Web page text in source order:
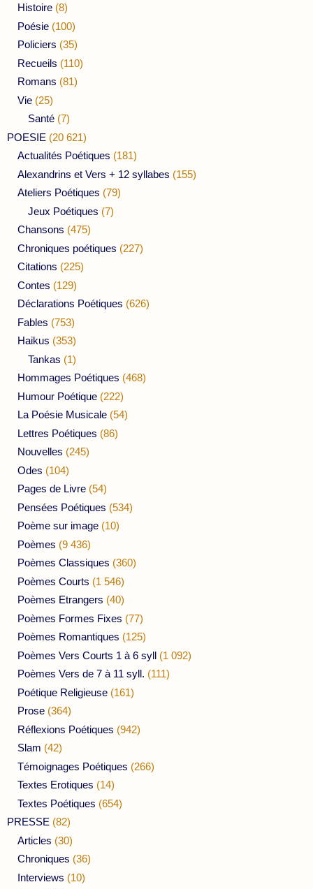
Histoire (8)
Poésie (100)
Policiers (35)
Recueils (110)
Romans (81)
Vie (25)
Santé (7)
POESIE (20 621)
Actualités Poétiques (181)
Alexandrins et Vers + 12 syllabes (155)
Ateliers Poétiques (79)
Jeux Poétiques (7)
Chansons (475)
Chroniques poétiques (227)
Citations (225)
Contes (129)
Déclarations Poétiques (626)
Fables (753)
Haikus (353)
Tankas (1)
Hommages Poétiques (468)
Humour Poétique (222)
La Poésie Musicale (54)
Lettres Poétiques (86)
Nouvelles (245)
Odes (104)
Pages de Livre (54)
Pensées Poétiques (534)
Poème sur image (10)
Poèmes (9 436)
Poèmes Classiques (360)
Poèmes Courts (1 546)
Poèmes Etrangers (40)
Poèmes Formes Fixes (77)
Poèmes Romantiques (125)
Poèmes Vers Courts 1 à 6 syll (1 092)
Poèmes Vers de 7 à 11 syll. (111)
Poétique Religieuse (161)
Prose (364)
Réflexions Poétiques (942)
Slam (42)
Témoignages Poétiques (266)
Textes Erotiques (14)
Textes Poétiques (654)
PRESSE (82)
Articles (30)
Chroniques (36)
Interviews (10)